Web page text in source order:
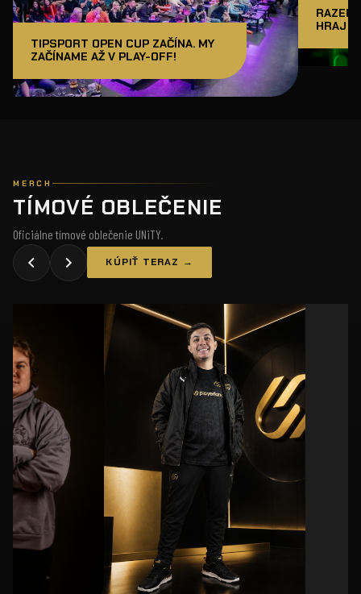
TIPSPORT OPEN CUP ZAČÍNA. MY
ZAČÍNAME AŽ V PLAY-OFF!
RAZER
HRAJ
MERCH
TÍMOVÉ OBLEČENIE
Oficiálne tímové oblečenie UNiTY.
KÚPIŤ TERAZ →